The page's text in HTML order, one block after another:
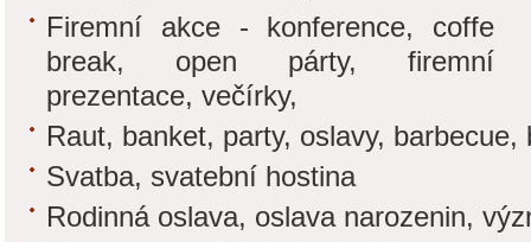
Firemní akce - konference, coffe
break, open párty, firemní
prezentace, večírky,
Raut, banket, party, oslavy, barbecue,
Svatba, svatební hostina
Rodinná oslava, oslava narozenin,